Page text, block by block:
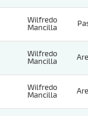
Wilfredo
Mancilla
Wilfredo
Mancilla
Wilfredo
Mancilla